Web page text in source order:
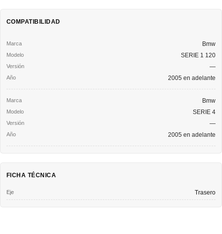
COMPATIBILIDAD
Bmw
SERIE 1 120
—
2005 en adelante
Bmw
SERIE 4
—
2005 en adelante
FICHA TÉCNICA
Eje Trasero